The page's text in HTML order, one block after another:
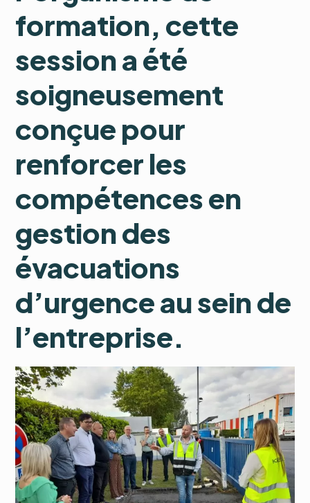
formation, cette
session a été
soigneusement
conçue pour
renforcer les
compétences en
gestion des
évacuations
d’urgence au sein de
l’entreprise.